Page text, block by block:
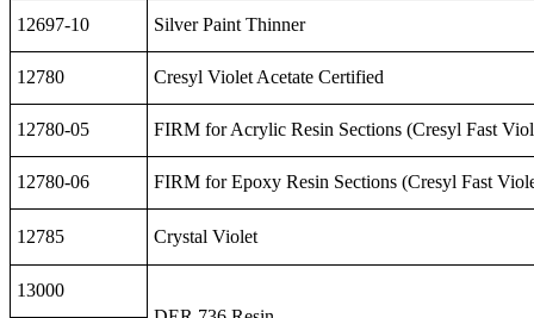
12697-10 Silver Paint Thinner
12780 Cresyl Violet Acetate Certified
12780-05 FIRM for Acrylic Resin Sections (Cresyl Fast
12780-06 FIRM for Epoxy Resin Sections (Cresyl Fast
12785 Crystal Violet
13000